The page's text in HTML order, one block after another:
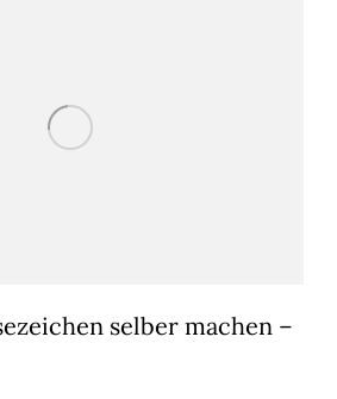
selber machen –